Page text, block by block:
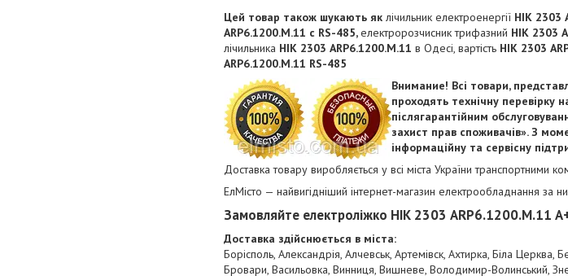
Цей товар також шукають як лічильник електроенергії НІК 2303
ARP6.1200.M.11 с RS-485,електророзчисник трифазний НІК 2303
лічильника НІК 2303 ARP6.1200.M.11 в Одесі, вартість НІК 2303
ARP6.1200.M.11 RS-485
Внимание! Всі товари,
проходять технічну перевірку
післягарантійним
захист прав споживачів». З
інформаційну та сервісну
Доставка товару виробляється у всі міста України транспортними
ЕлМісто — найвигідніший інтернет-магазин електрообладнання за
Замовляйте електроліжко НІК 2303 ARP6.1200.M.11
Доставка здійснюється в міста:
Борісполь, Александрія, Алчевськ, Артемівск, Ахтирка, Біла
Бровари, Васильовка, Винниця, Вишневе, Володимир-Волинський,